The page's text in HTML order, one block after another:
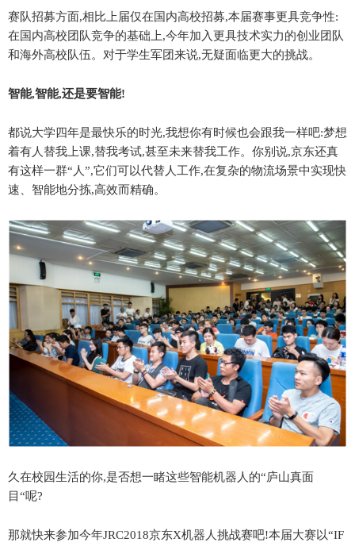
赛队招募方面,相比上届仅在国内高校招募,本届赛事更具竞争性:
在国内高校团队竞争的基础上,今年加入更具技术实力的创业团队
和海外高校队伍。对于学生军团来说,无疑面临更大的挑战。
智能,智能,还是要智能!
都说大学四年是最快乐的时光,我想你有时候也会跟我一样吧:梦想
着有人替我上课,替我考试,甚至未来替我工作。你别说,京东还真
有这样一群“人”,它们可以代替人工作,在复杂的物流场景中实现快
速、智能地分拣,高效而精确。
久在校园生活的你,是否想一睹这些智能机器人的“庐山真面
目“呢?
那就快来参加今年JRC2018京东X机器人挑战赛吧!本届大赛以“IF